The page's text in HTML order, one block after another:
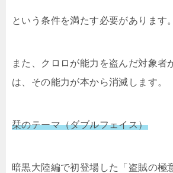
という条件を満たす必要があります。
また、クロロが能力を盗んだ対象者
は、その能力が本から消滅します。
栞のテーマ（ダブルフェイス）
暗黒大陸編で初登場した「盗賊の極